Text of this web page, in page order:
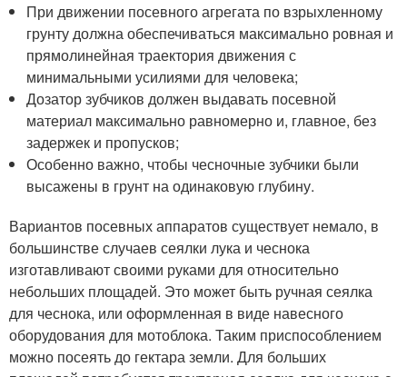
При движении посевного агрегата по взрыхленному
грунту должна обеспечиваться максимально ровная и
прямолинейная траектория движения с
минимальными усилиями для человека;
Дозатор зубчиков должен выдавать посевной
материал максимально равномерно и, главное, без
задержек и пропусков;
Особенно важно, чтобы чесночные зубчики были
высажены в грунт на одинаковую глубину.
Вариантов посевных аппаратов существует немало, в
большинстве случаев сеялки лука и чеснока
изготавливают своими руками для относительно
небольших площадей. Это может быть ручная сеялка
для чеснока, или оформленная в виде навесного
оборудования для мотоблока. Таким приспособлением
можно посеять до гектара земли. Для больших